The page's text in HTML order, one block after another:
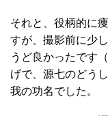
それと、役柄的に
すが、撮影前に少
うど良かったです
げで、源七のどう
我の功名でした。